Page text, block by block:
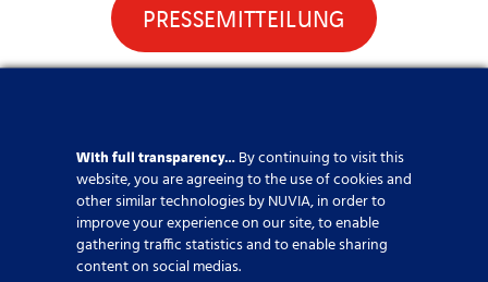
PRESSEMITTEILUNG
Teilen Sie diesen Artikel
With full transparency… By continuing to visit this
website, you are agreeing to the use of cookies and
other similar technologies by NUVIA, in order to
improve your experience on our site, to enable
gathering traffic statistics and to enable sharing
content on social medias.